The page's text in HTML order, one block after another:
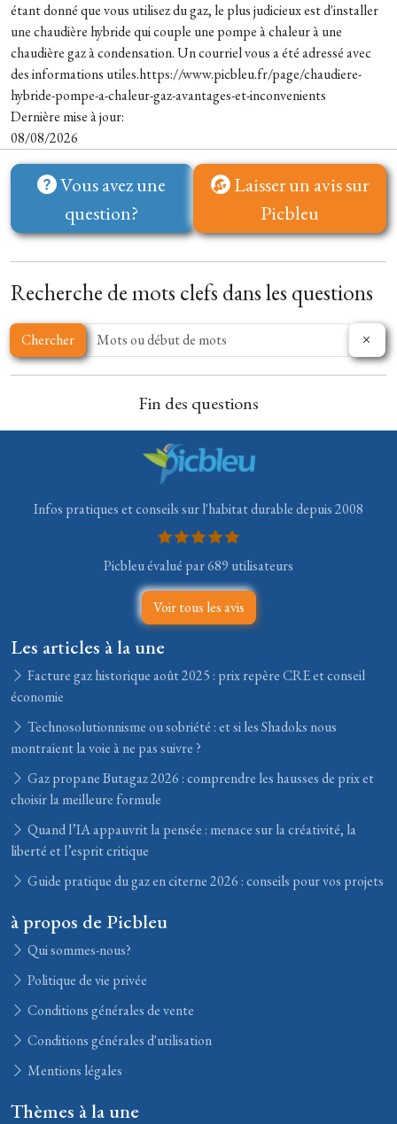
étant donné que vous utilisez du gaz, le plus judicieux est d'installer
une chaudière hybride qui couple une pompe à chaleur à une
chaudière gaz à condensation. Un courriel vous a été adressé avec
des informations utiles.https://www.picbleu.fr/page/chaudiere-
hybride-pompe-a-chaleur-gaz-avantages-et-inconvenients
Dernière mise à jour:
08/08/2026
Vous avez une
question?
Laisser un avis sur
Picbleu
Recherche de mots clefs dans les questions
Chercher
Fin des questions
Infos pratiques et conseils sur l'habitat durable depuis 2008
Picbleu évalué par 689 utilisateurs
Voir tous les avis
Les articles à la une
Facture gaz historique août 2025 : prix repère CRE et conseil
économie
Technosolutionnisme ou sobriété : et si les Shadoks nous
montraient la voie à ne pas suivre ?
Gaz propane Butagaz 2026 : comprendre les hausses de prix et
choisir la meilleure formule
Quand l’IA appauvrit la pensée : menace sur la créativité, la
liberté et l’esprit critique
Guide pratique du gaz en citerne 2026 : conseils pour vos projets
à propos de Picbleu
Qui sommes-nous?
Politique de vie privée
Conditions générales de vente
Conditions générales d'utilisation
Mentions légales
Thèmes à la une